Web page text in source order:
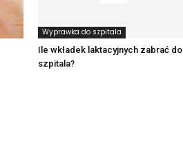
Wyprawka do szpitala
Ile wkładek laktacyjnych zabrać do
szpitala?